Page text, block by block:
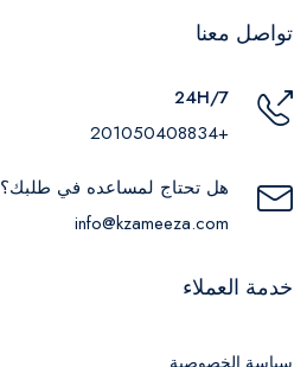
تواصل معنا
24H/7
+201050408834
هل تحتاج لمساعده في طلبك؟
info@kzameeza.com
خدمة العملاء
سياسة الخصوصية